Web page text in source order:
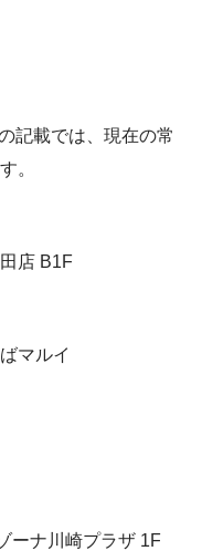
記載では、現在の常
。
店 B1F
マルイ
ーナ川崎プラザ 1F